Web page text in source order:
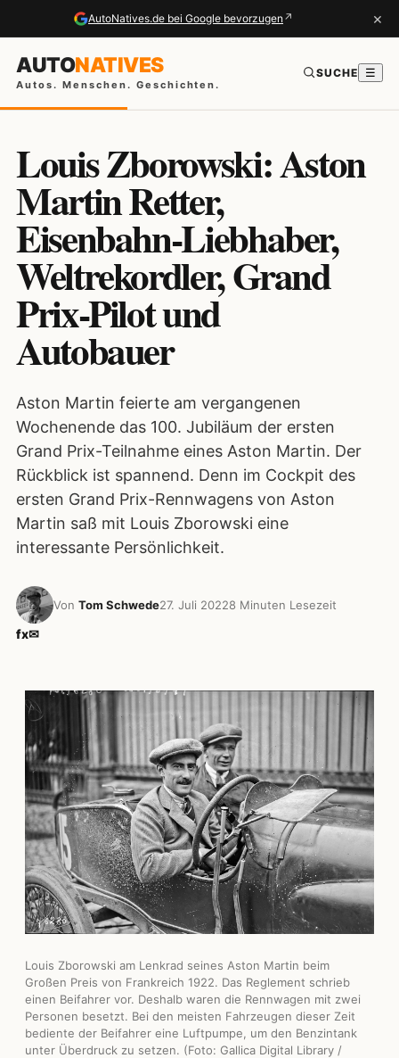
AutoNatives.de bei Google bevorzugen ↗ ×
AUTONATIVES
Autos. Menschen. Geschichten.
SUCHE ☰
Louis Zborowski: Aston
Martin Retter,
Eisenbahn-Liebhaber,
Weltrekordler, Grand
Prix-Pilot und
Autobauer
Aston Martin feierte am vergangenen
Wochenende das 100. Jubiläum der ersten
Grand Prix-Teilnahme eines Aston Martin. Der
Rückblick ist spannend. Denn im Cockpit des
ersten Grand Prix-Rennwagens von Aston
Martin saß mit Louis Zborowski eine
interessante Persönlichkeit.
Von Tom Schwede27. Juli 20228 Minuten Lesezeit
fx✉
Louis Zborowski am Lenkrad seines Aston Martin beim
Großen Preis von Frankreich 1922. Das Reglement schrieb
einen Beifahrer vor. Deshalb waren die Rennwagen mit zwei
Personen besetzt. Bei den meisten Fahrzeugen dieser Zeit
bediente der Beifahrer eine Luftpumpe, um den Benzintank
unter Überdruck zu setzen. (Foto: Gallica Digital Library /